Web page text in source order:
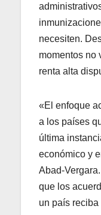
necesiten.
momentos no
renta alta
«El enfoque
a los países
última
económico y
Abad-
que los
un país